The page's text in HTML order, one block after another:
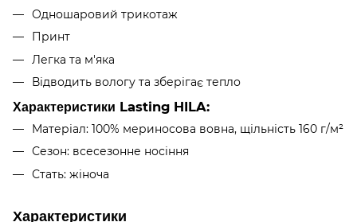
Одношаровий трикотаж
Принт
Легка та м'яка
Відводить вологу та зберігає тепло
Характеристики Lasting HILA:
Матеріал: 100% мериносова вовна, щільність 160 г/м²
Сезон: всесезонне носіння
Стать: жіноча
Характеристики